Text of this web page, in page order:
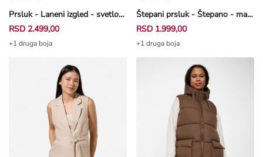
Prsluk - Laneni izgled - svetložuta
RSD 2.499,00
+1 druga boja
Štepani prsluk - Štepano - maslinasto zelena
RSD 1.999,00
+1 druga boja